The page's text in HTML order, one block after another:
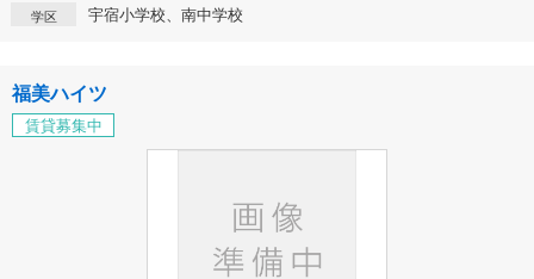
学区 宇宿小学校、南中学校
福美ハイツ
賃貸募集中